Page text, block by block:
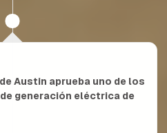
Austin aprueba uno de los
generación eléctrica de